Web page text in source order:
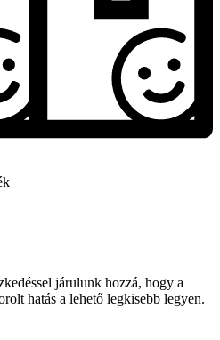
járulunk hozzá, hogy a
hatás a lehető legkisebb legyen.